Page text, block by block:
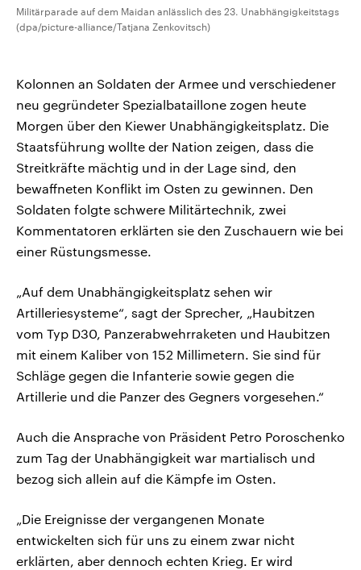
Militärparade auf dem Maidan anlässlich des 23. Unabhängigkeitstags
(dpa/picture-alliance/Tatjana Zenkovitsch)
Kolonnen an Soldaten der Armee und verschiedener
neu gegründeter Spezialbataillone zogen heute
Morgen über den Kiewer Unabhängigkeitsplatz. Die
Staatsführung wollte der Nation zeigen, dass die
Streitkräfte mächtig und in der Lage sind, den
bewaffneten Konflikt im Osten zu gewinnen. Den
Soldaten folgte schwere Militärtechnik, zwei
Kommentatoren erklärten sie den Zuschauern wie bei
einer Rüstungsmesse.
„Auf dem Unabhängigkeitsplatz sehen wir
Artilleriesysteme“, sagt der Sprecher, „Haubitzen
vom Typ D30, Panzerabwehrraketen und Haubitzen
mit einem Kaliber von 152 Millimetern. Sie sind für
Schläge gegen die Infanterie sowie gegen die
Artillerie und die Panzer des Gegners vorgesehen.“
Auch die Ansprache von Präsident Petro Poroschenko
zum Tag der Unabhängigkeit war martialisch und
bezog sich allein auf die Kämpfe im Osten.
„Die Ereignisse der vergangenen Monate
entwickelten sich für uns zu einem zwar nicht
erklärten, aber dennoch echten Krieg. Er wird